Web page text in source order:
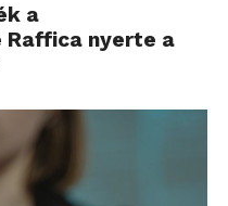
a
Raffica nyerte a